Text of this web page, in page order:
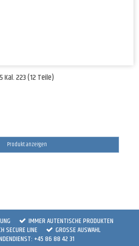
223 (12 Teile)
Produkt anzeigen
IMMER AUTENTISCHE PRODUKTEN
SECURE LINE
GROSSE AUSWAHL
+45 86 88 42 31